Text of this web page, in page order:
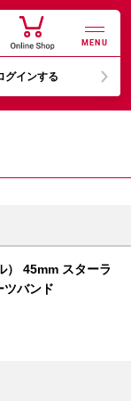
MENU
グインする
45mm スターラ
ツバンド